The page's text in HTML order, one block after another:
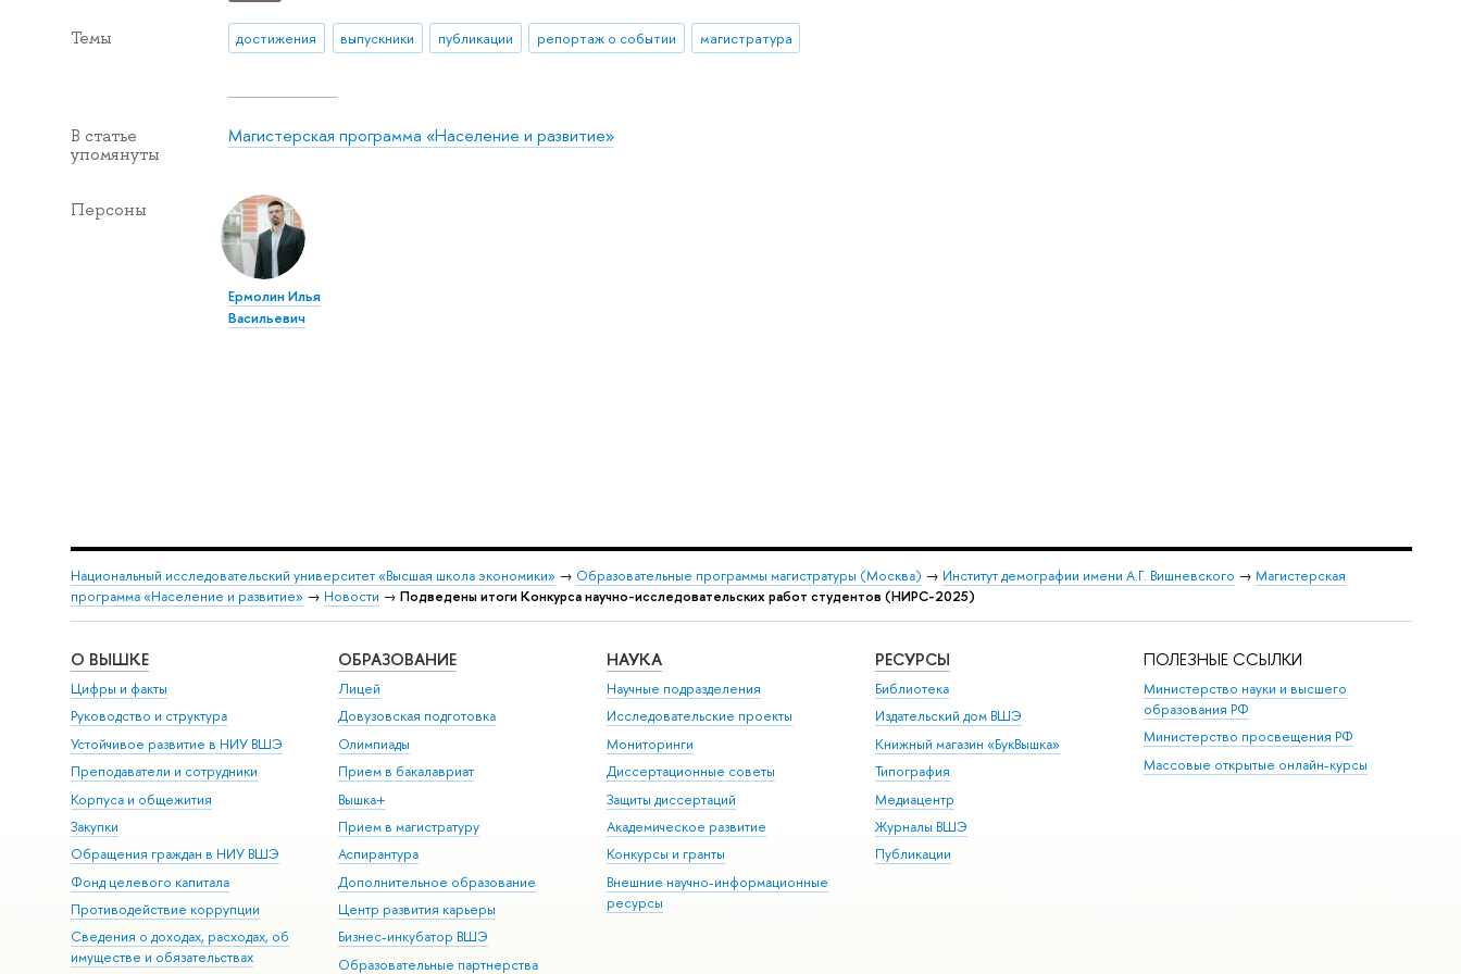
Темы достижения выпускники публикации репортаж о событии магистратура
В статье
упомянуты
Магистерская программа «Население и развитие»
Персоны
Ермолин Илья
Васильевич
Национальный исследовательский университет «Высшая школа экономики» → Образовательные программы магистратуры (Москва) → Институт демографии имени А.Г. Вишневского → Магистерская
программа «Население и развитие» → Новости → Подведены итоги Конкурса научно-исследовательских работ студентов (НИРС-2025)
О ВЫШКЕ
Цифры и факты
Руководство и структура
Устойчивое развитие в НИУ ВШЭ
Преподаватели и сотрудники
Корпуса и общежития
Закупки
Обращения граждан в НИУ ВШЭ
Фонд целевого капитала
Противодействие коррупции
Сведения о доходах, расходах, об
имуществе и обязательствах
ОБРАЗОВАНИЕ
Лицей
Довузовская подготовка
Олимпиады
Прием в бакалавриат
Вышка+
Прием в магистратуру
Аспирантура
Дополнительное образование
Центр развития карьеры
Бизнес-инкубатор ВШЭ
Образовательные партнерства
НАУКА
Научные подразделения
Исследовательские проекты
Мониторинги
Диссертационные советы
Защиты диссертаций
Академическое развитие
Конкурсы и гранты
Внешние научно-информационные
ресурсы
РЕСУРСЫ
Библиотека
Издательский дом ВШЭ
Книжный магазин «БукВышка»
Типография
Медиацентр
Журналы ВШЭ
Публикации
ПОЛЕЗНЫЕ ССЫЛКИ
Министерство науки и высшего
образования РФ
Министерство просвещения РФ
Массовые открытые онлайн-курсы